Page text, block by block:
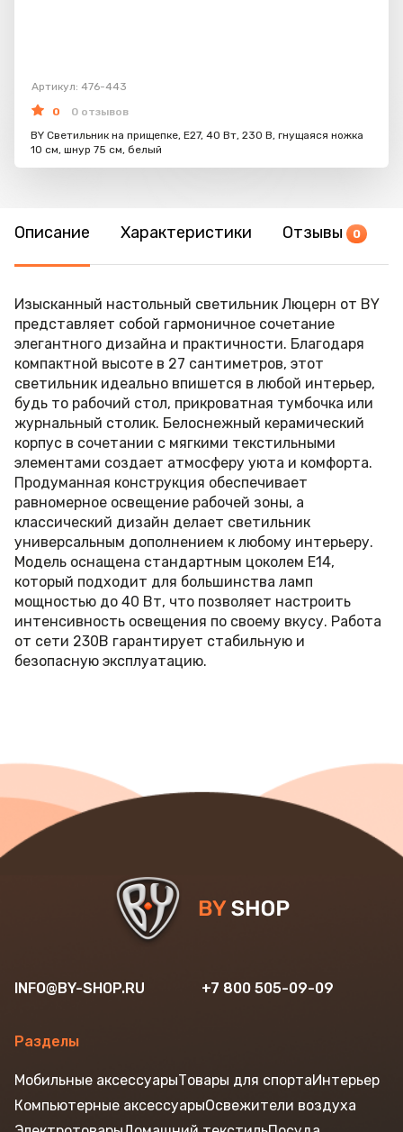
Артикул: 476-443
0
0 отзывов
BY Светильник на прищепке, E27, 40 Вт, 230 В, гнущаяся ножка
10 см, шнур 75 см, белый
Описание Характеристики Отзывы 0
Изысканный настольный светильник Люцерн от BY
представляет собой гармоничное сочетание
элегантного дизайна и практичности. Благодаря
компактной высоте в 27 сантиметров, этот
светильник идеально впишется в любой интерьер,
будь то рабочий стол, прикроватная тумбочка или
журнальный столик. Белоснежный керамический
корпус в сочетании с мягкими текстильными
элементами создает атмосферу уюта и комфорта.
Продуманная конструкция обеспечивает
равномерное освещение рабочей зоны, а
классический дизайн делает светильник
универсальным дополнением к любому интерьеру.
Модель оснащена стандартным цоколем E14,
который подходит для большинства ламп
мощностью до 40 Вт, что позволяет настроить
интенсивность освещения по своему вкусу. Работа
от сети 230В гарантирует стабильную и
безопасную эксплуатацию.
INFO@BY-SHOP.RU +7 800 505-09-09
Разделы
Мобильные аксессуарыТовары для спортаИнтерьер
Компьютерные аксессуарыОсвежители воздуха